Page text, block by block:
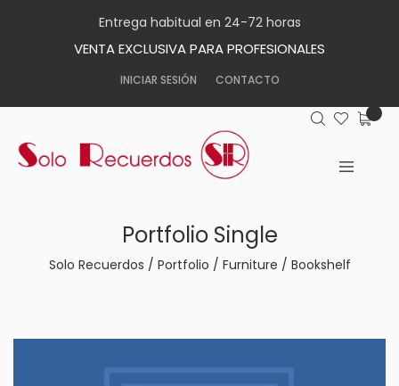
Entrega habitual en 24-72 horas
VENTA EXCLUSIVA PARA PROFESIONALES
INICIAR SESIÓN CONTACTO
Portfolio Single
Solo Recuerdos / Portfolio / Furniture / Bookshelf